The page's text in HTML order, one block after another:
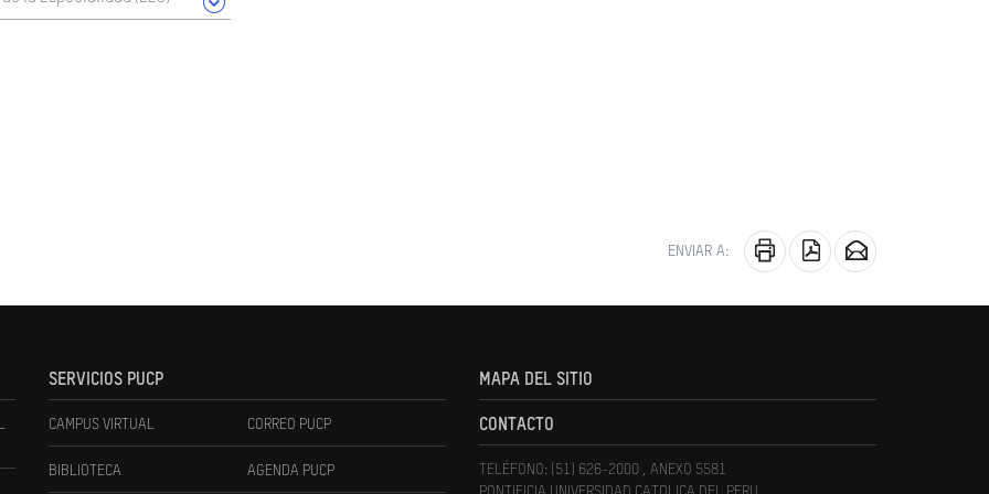
ENVIAR A:
SERVICIOS PUCP
CAMPUS VIRTUAL CORREO PUCP
BIBLIOTECA AGENDA PUCP
MAPA DEL SITIO
CONTACTO
TELÉFONO: (51) 626-2000 , ANEXO 5581